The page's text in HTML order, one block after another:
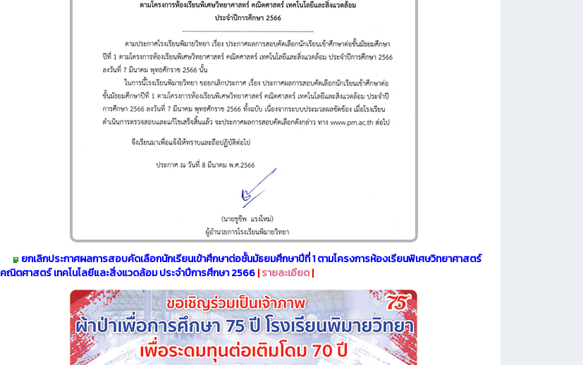
ยกเลิกประกาศผลการสอบคัดเลือกนักเรียนเข้าศึกษาต่อชั้นมัธยมศึกษาปีที่ 1 ตามโครงการห้องเรียนพิเศษวิทยาศาสตร์
คณิตศาสตร์ เทคโนโลยีและสิ่งแวดล้อม ประจำปีการศึกษา 2566|รายละเอียด|